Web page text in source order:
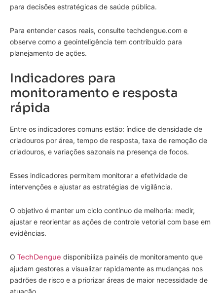
para decisões estratégicas de saúde pública.
Para entender casos reais, consulte techdengue.com e
observe como a geointeligência tem contribuído para
planejamento de ações.
Indicadores para
monitoramento e resposta
rápida
Entre os indicadores comuns estão: índice de densidade de
criadouros por área, tempo de resposta, taxa de remoção de
criadouros, e variações sazonais na presença de focos.
Esses indicadores permitem monitorar a efetividade de
intervenções e ajustar as estratégias de vigilância.
O objetivo é manter um ciclo contínuo de melhoria: medir,
ajustar e reorientar as ações de controle vetorial com base em
evidências.
O TechDengue disponibiliza painéis de monitoramento que
ajudam gestores a visualizar rapidamente as mudanças nos
padrões de risco e a priorizar áreas de maior necessidade de
atuação.